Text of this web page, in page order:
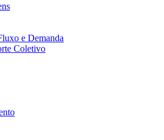
e Demanda
Coletivo